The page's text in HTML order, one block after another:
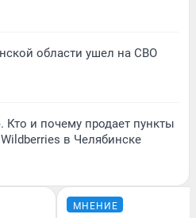
области ушел на СВО
Кто и почему продает пункты
в Челябинске
МНЕНИЕ